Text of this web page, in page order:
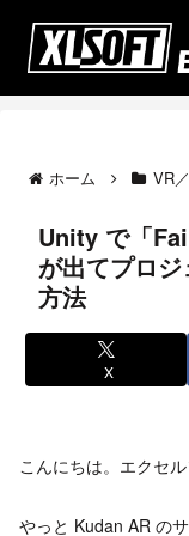
ホーム VR
Unity で「
が出てプロ
方法
X
こんにちは。エクセル
やっと Kudan AR の